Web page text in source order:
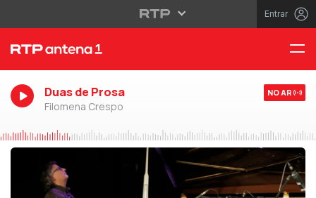
Entrar
Duas de Prosa
Filomena Crespo
NO AR